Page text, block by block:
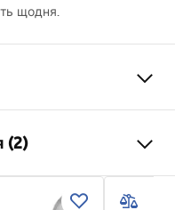
щодня.
ABS
(2)